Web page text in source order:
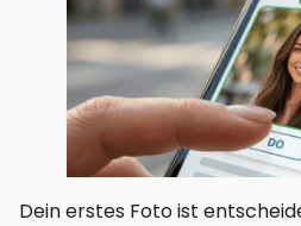
Dein erstes Foto ist